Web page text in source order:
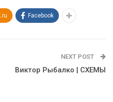
Facebook
NEXT POST
Виктор Рыбалко | СХЕМЫ